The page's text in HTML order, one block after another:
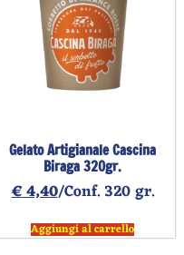
Gelato Artigianale Cascina
Biraga 320gr.
€4,40/Conf. 320 gr.
Aggiungi al carrello